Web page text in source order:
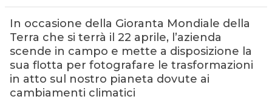
In occasione della Gioranta Mondiale della
Terra che si terrà il 22 aprile, l’azienda
scende in campo e mette a disposizione la
sua flotta per fotografare le trasformazioni
in atto sul nostro pianeta dovute ai
cambiamenti climatici